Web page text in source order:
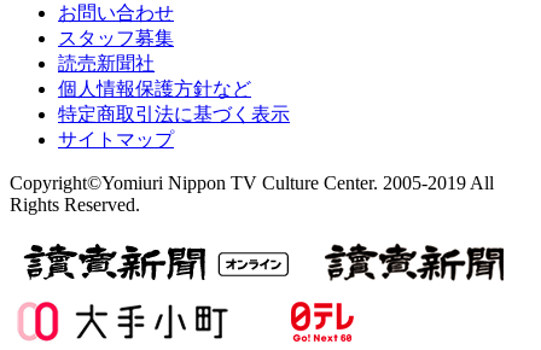
お問い合わせ
スタッフ募集
読売新聞社
個人情報保護方針など
特定商取引法に基づく表示
サイトマップ
Copyright©Yomiuri Nippon TV Culture Center. 2005-2019 All
Rights Reserved.